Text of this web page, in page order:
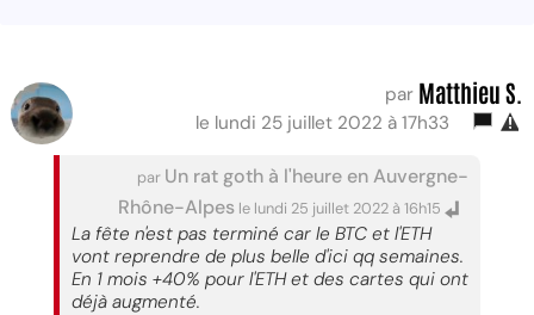
par Matthieu S.
le lundi 25 juillet 2022 à 17h33
par Un rat goth à l'heure en Auvergne-
Rhône-Alpes le lundi 25 juillet 2022 à 16h15
La fête n'est pas terminé car le BTC et l'ETH
vont reprendre de plus belle d'ici qq semaines.
En 1 mois +40% pour l'ETH et des cartes qui ont
déjà augmenté.